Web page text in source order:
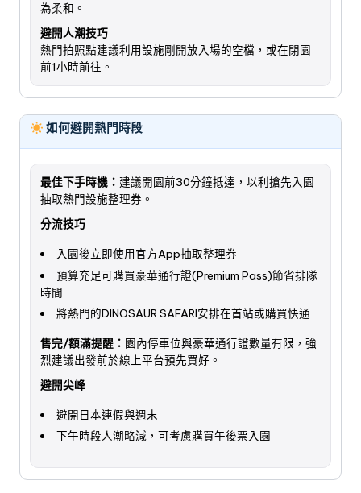
為柔和。
避開人潮技巧
熱門拍照點建議利用設施剛開放入場的空檔，或在閉園
前1小時前往。
如何避開熱門時段
最佳下手時機： 建議開園前30分鐘抵達，以利搶先入園
抽取熱門設施整理券。
分流技巧
入園後立即使用官方App抽取整理券
預算充足可購買豪華通行證(Premium Pass)節省排隊
時間
將熱門的DINOSAUR SAFARI安排在首站或購買快通
售完/額滿提醒： 園內停車位與豪華通行證數量有限，強
烈建議出發前於線上平台預先買好。
避開尖峰
避開日本連假與週末
下午時段人潮略減，可考慮購買午後票入園